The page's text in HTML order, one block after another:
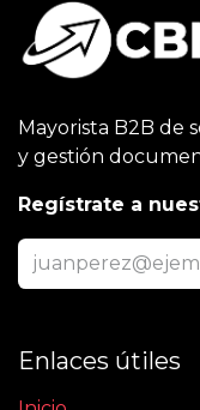
Mayorista B2B de
y gestión
Regístrate a
Enlaces útiles